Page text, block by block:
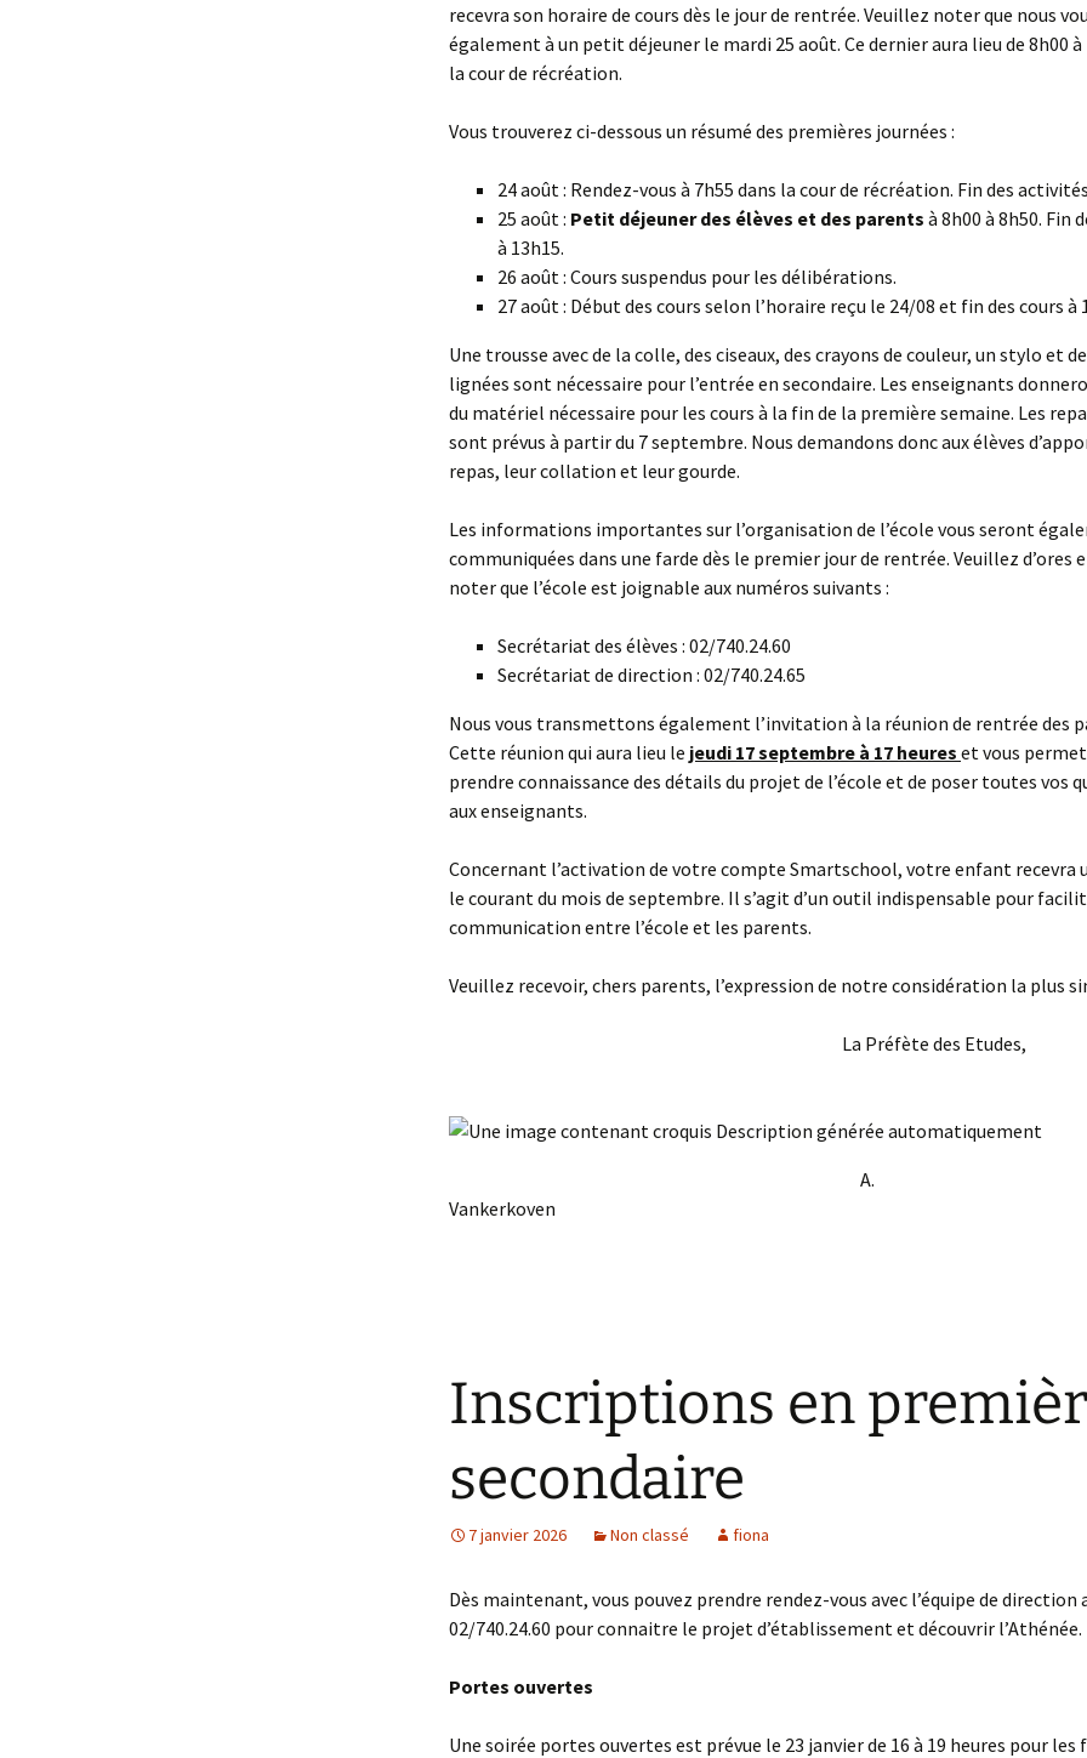
recevra son horaire de cours dès le jour de rentrée. Veuillez noter que nous
également à un petit déjeuner le mardi 25 août. Ce dernier aura lieu de 8h00
la cour de récréation.
Vous trouverez ci-dessous un résumé des premières journées :
24 août : Rendez-vous à 7h55 dans la cour de récréation. Fin des
25 août : Petit déjeuner des élèves et des parents à 8h00 à 8h50. Fin
à 13h15.
26 août : Cours suspendus pour les délibérations.
27 août : Début des cours selon l’horaire reçu le 24/08 et fin des cours à
Une trousse avec de la colle, des ciseaux, des crayons de couleur, un stylo et
lignées sont nécessaire pour l’entrée en secondaire. Les enseignants
du matériel nécessaire pour les cours à la fin de la première semaine. Les
sont prévus à partir du 7 septembre. Nous demandons donc aux élèves
repas, leur collation et leur gourde.
Les informations importantes sur l’organisation de l’école vous seront
communiquées dans une farde dès le premier jour de rentrée. Veuillez d’ores
noter que l’école est joignable aux numéros suivants :
Secrétariat des élèves : 02/740.24.60
Secrétariat de direction : 02/740.24.65
Nous vous transmettons également l’invitation à la réunion de rentrée des
Cette réunion qui aura lieu le jeudi 17 septembre à 17 heures et vous
prendre connaissance des détails du projet de l’école et de poser toutes vos
aux enseignants.
Concernant l’activation de votre compte Smartschool, votre enfant recevra
le courant du mois de septembre. Il s’agit d’un outil indispensable pour
communication entre l’école et les parents.
Veuillez recevoir, chers parents, l’expression de notre considération la plus
La Préfète des
A.
Vankerkoven
Inscriptions en
secondaire
7 janvier 2026 Non classé fiona
Dès maintenant, vous pouvez prendre rendez-vous avec l’équipe de direction
02/740.24.60 pour connaitre le projet d’établissement et découvrir l’Athénée.
Portes ouvertes
Une soirée portes ouvertes est prévue le 23 janvier de 16 à 19 heures pour les